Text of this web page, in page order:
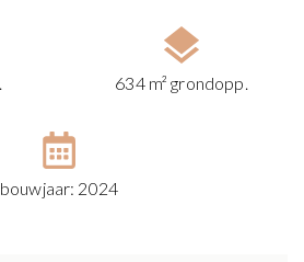
634 m² grondopp.
bouwjaar: 2024